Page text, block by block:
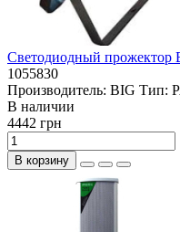
Светодиодный
1055830
Производитель: BIG Тип:
В наличии
4442 грн
В корзину